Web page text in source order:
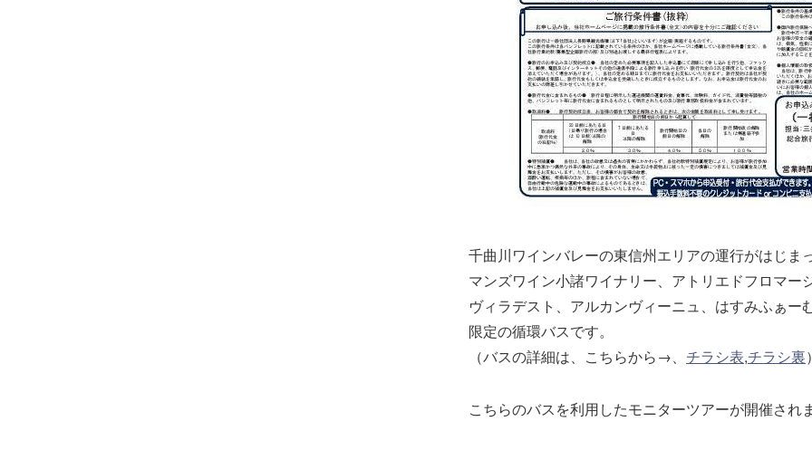
千曲川ワインバレーの東信州エリアの運行がはじま
マンズワイン小諸ワイナリー、アトリエドフロマー
ヴィラデスト、アルカンヴィーニュ、はすみふぁ
限定の循環バスです。
（バスの詳細は、こちらから→、 チラシ表,チラシ裏）
こちらのバスを利用したモニターツアーが開催されま